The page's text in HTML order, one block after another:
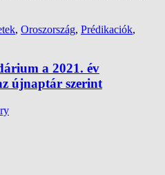
, Oroszország, Prédikaciók,
a 2021. év
újnaptár szerint